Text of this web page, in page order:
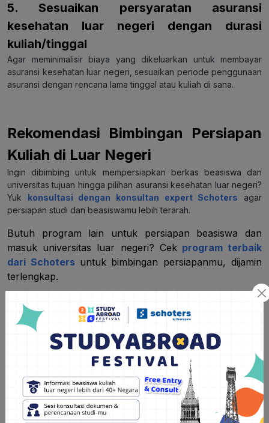
5. Sesuaikan persyaratan asuransi
kesehatan luar negeri dengan durasi
kuliah/tinggal
Agar meminimalisir biaya yang dikeluarkan untuk membayar
asuransi kesehatan luar negeri, sesuaikan periode penggunaan
asuransi dengan rencana lama tinggal atau kuliah di sana.
Rekomendasi Bimbingan Persiapan
Kuliah di Luar Negeri
Ingin dibimbing untuk mempersiapkan berkas beasiswa dan
universitas tujuan hingga pilihan asuransi kesehatan luar negeri?
Yuk
konsultasi dengan konsultan expert Schoters agar
persiapan studi dan beasiswamu lebih terarah.
Butuh program lain untuk persiapan beasiswa dan
masuk universitas luar negeri? Cek program terbaik
dari Schoters untuk bimbingan persiapanmu, dijamin
terlengkap.